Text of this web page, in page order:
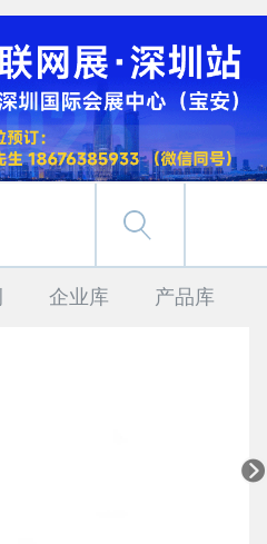
企业库 产品库
